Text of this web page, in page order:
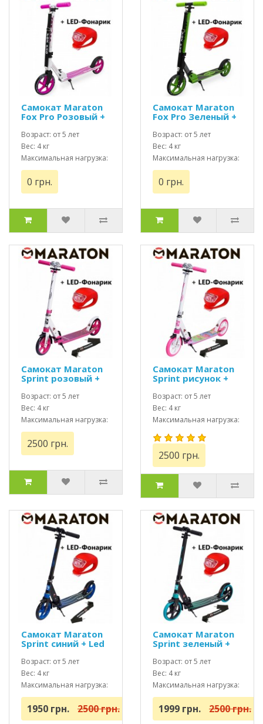
Самокат Maraton
Fox Pro Розовый +
Возраст: от 5 лет
Вес: 4 кг
Максимальная нагрузка:
до 100 кг
0 грн.
Самокат Maraton
Fox Pro Зеленый +
Возраст: от 5 лет
Вес: 4 кг
Максимальная нагрузка:
до 100 кг
0 грн.
Самокат Maraton
Sprint розовый +
Возраст: от 5 лет
Вес: 4 кг
Максимальная нагрузка:
до 100 кг
2500 грн.
Самокат Maraton
Sprint рисунок +
Возраст: от 5 лет
Вес: 4 кг
Максимальная нагрузка:
до 100 кг
2500 грн.
Самокат Maraton
Sprint синий + Led
Возраст: от 5 лет
Вес: 4 кг
Максимальная нагрузка:
до 100 кг
1950 грн. 2500 грн.
Самокат Maraton
Sprint зеленый +
Возраст: от 5 лет
Вес: 4 кг
Максимальная нагрузка:
до 100 кг
1999 грн. 2500 грн.